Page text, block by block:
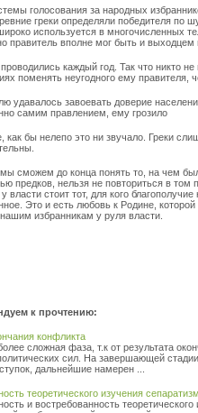
голосования за народных
греки определяли победителя
используется в многочисленных
правитель вполне мог быть и выходцем
каждый год. Так что никто
поменять неугодного ему правителя,
удавалось завоевать доверие
самим правлением, ему грозило
как бы нелепо это ни звучало. Греки
сможем до конца понять то, на чем
предков, нельзя не повториться в
власти стоит тот, для кого
Это и есть любовь к Родине,
избранникам у руля власти.
к прочтению:
конфликта
сложная фаза, т.к от результата
сил. На завершающей
дальнейшие намерен ...
теоретического изучения
и востребованность